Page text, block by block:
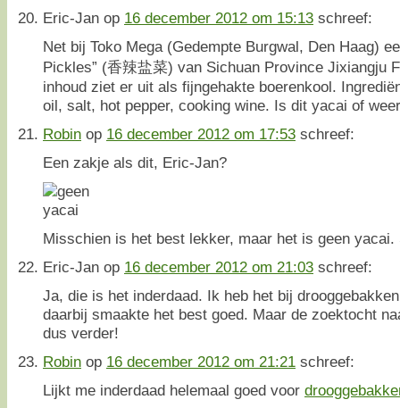
Eric-Jan op 16 december 2012 om 15:13 schreef:
Net bij Toko Mega (Gedempte Burgwal, Den Haag)
Pickles” (香辣盐菜) van Sichuan Province Jixiangju
inhoud ziet er uit als fijngehakte boerenkool.
oil, salt, hot pepper, cooking wine. Is dit yacai of
Robin op 16 december 2012 om 17:53 schreef:
Een zakje als dit, Eric-Jan?
Misschien is het best lekker, maar het is geen yacai.
Eric-Jan op 16 december 2012 om 21:03 schreef:
Ja, die is het inderdaad. Ik heb het bij
daarbij smaakte het best goed. Maar de zoektocht
dus verder!
Robin op 16 december 2012 om 21:21 schreef:
Lijkt me inderdaad helemaal goed voor